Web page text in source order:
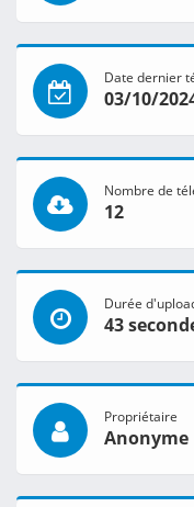
Date dernier
03/10/
Nombre de
12
Durée
43
Propriétaire
Anonyme